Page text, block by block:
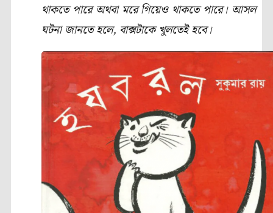
থাকতে পারে অথবা মরে গিয়েও থাকতে পারে। আসল
ঘটনা জানতে হলে, বাক্সটাকে খুলতেই হবে।